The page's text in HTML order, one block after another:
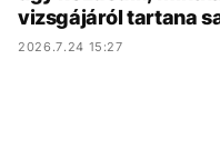
vizsgájáról tartana
2026.7.24 15:27